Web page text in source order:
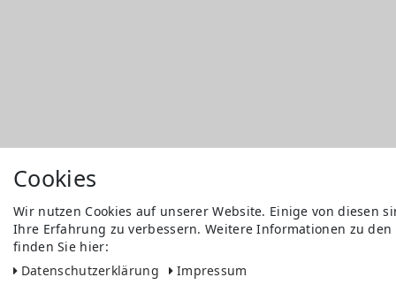
Cookies
Wir nutzen Cookies auf unserer Website. Einige von diesen
Ihre Erfahrung zu verbessern. Weitere Informationen zu
finden Sie hier:
Daten­schutz­erklärung
Impressum